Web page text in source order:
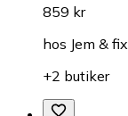
859 kr
hos Jem & fix
+2 butiker